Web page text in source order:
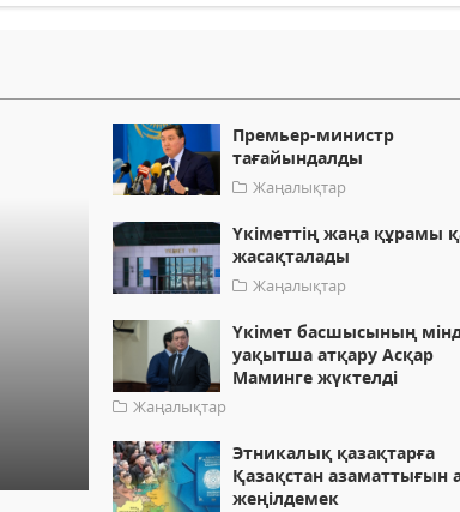
Премьер-министр
тағайындалды
Жаңалықтар
Үкіметтің жаңа құрамы
жасақталады
Жаңалықтар
Үкімет басшысының
уақытша атқару Асқар
Маминге жүктелді
Жаңалықтар
Этникалық қазақтарға
Қазақстан азаматтығын
жеңілдемек